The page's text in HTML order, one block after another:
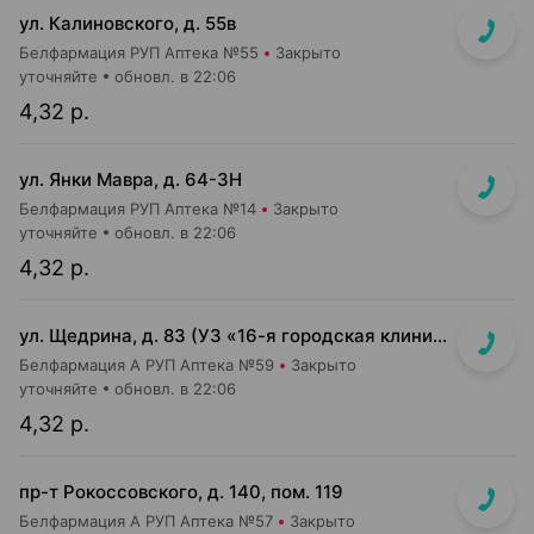
ул. Калиновского, д. 55в
Белфармация РУП Аптека №55 Закрыто
4,32 р.
уточняйте обновл. в 22:06
ул. Янки Мавра, д. 64-3Н
Белфармация РУП Аптека №14 Закрыто
4,32 р.
уточняйте обновл. в 22:06
ул. Щедрина, д. 83 (УЗ «16-я городская клиническая п-ка»)
Белфармация А РУП Аптека №59 Закрыто
4,32 р.
уточняйте обновл. в 22:06
пр-т Рокоссовского, д. 140, пом. 119
Белфармация А РУП Аптека №57 Закрыто